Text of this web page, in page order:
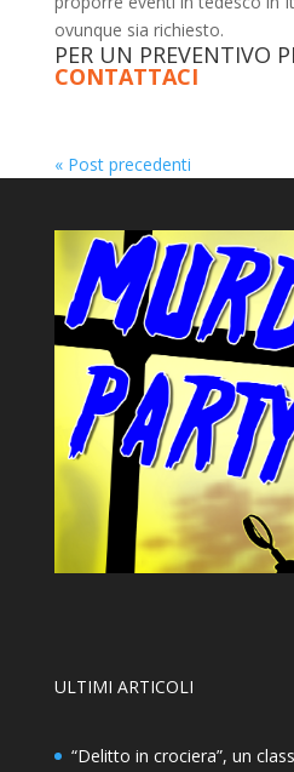
ovunque sia richiesto.
PER UN PREVENTIVO
CONTATTACI
« Post precedenti
ULTIMI ARTICOLI
“Delitto in crociera”, un